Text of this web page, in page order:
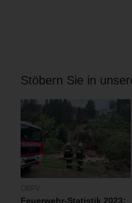
Stöbern Sie in
Feuerwehr-Statistik 2023: